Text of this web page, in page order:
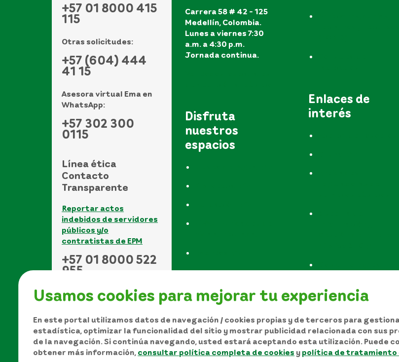
Usamos cookies para mejorar tu experiencia
En este portal utilizamos datos de navegación / cookies propias y de terceros para
estadística, optimizar la funcionalidad del sitio y mostrar publicidad relacionada con sus
de la navegación. Si continúa navegando, usted estará aceptando esta utilización. Puede
obtener más información, consultar política completa de cookies y política de tratamiento
+57 01 8000 415
115
Otras solicitudes:
+57 (604) 444
41 15
Asesora virtual Ema en
WhatsApp:
+57 302 300
0115
Línea ética
Contacto
Transparente
Reportar actos
indebidos de servidores
públicos y/o
contratistas de EPM
+57 01 8000 522
955
Carrera 58 # 42 - 125
Medellín, Colombia.
Lunes a viernes 7:30
a.m. a 4:30 p.m.
Jornada continua.
Disfruta
nuestros
espacios
Enlaces de
interés
Manual de Derechos de Autor y/o autorización de uso sobre los